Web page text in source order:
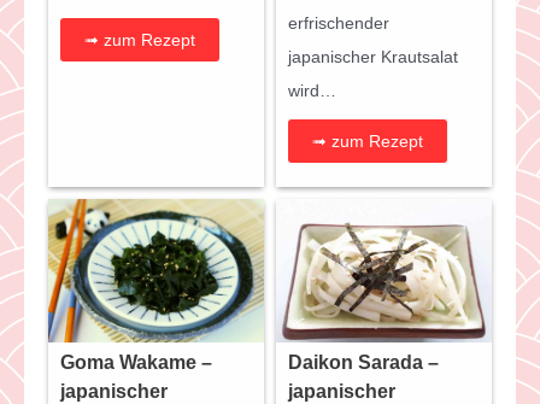
➟ zum Rezept
erfrischender
japanischer Krautsalat
wird…
➟ zum Rezept
Goma Wakame –
japanischer
Daikon Sarada –
japanischer